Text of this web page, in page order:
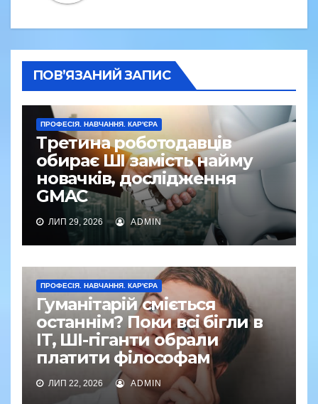
ПОВ’ЯЗАНИЙ ЗАПИС
ПРОФЕСІЯ. НАВЧАННЯ. КАР'ЄРА
Третина роботодавців
обирає ШІ замість найму
новачків, дослідження
GMAC
ЛИП 29, 2026 ADMIN
ПРОФЕСІЯ. НАВЧАННЯ. КАР'ЄРА
Гуманітарій сміється
останнім? Поки всі бігли в
IT, ШІ-гіганти обрали
платити філософам
ЛИП 22, 2026 ADMIN